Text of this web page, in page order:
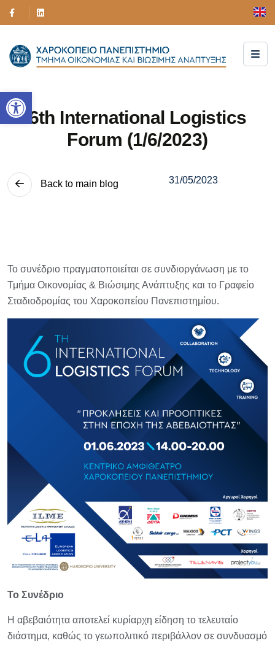
Ανοίξτε τη γραμμή εργαλείων
6th International Logistics
Forum (1/6/2023)
Back to main blog 31/05/2023
Το συνέδριο πραγματοποιείται σε συνδιοργάνωση με το
Τμήμα Οικονομίας & Βιώσιμης Ανάπτυξης και το Γραφείο
Σταδιοδρομίας του Χαροκοπείου Πανεπιστημίου.
Το Συνέδριο
Η αβεβαιότητα αποτελεί κυρίαρχη είδηση το τελευταίο
διάστημα, καθώς το γεωπολιτικό περιβάλλον σε συνδυασμό